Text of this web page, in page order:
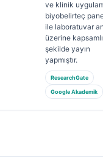
ve klinik
biyobelirteç
ile laboratuvar
üzerine kapsamlı
şekilde yayın
yapmıştır.
ResearchGate
Google Akademik